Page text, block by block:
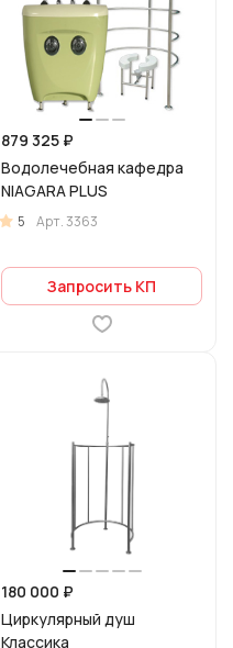
879 325 ₽
Водолечебная кафедра
NIAGARA PLUS
5 Арт.3363
Запросить КП
180 000 ₽
Циркулярный душ
Классика